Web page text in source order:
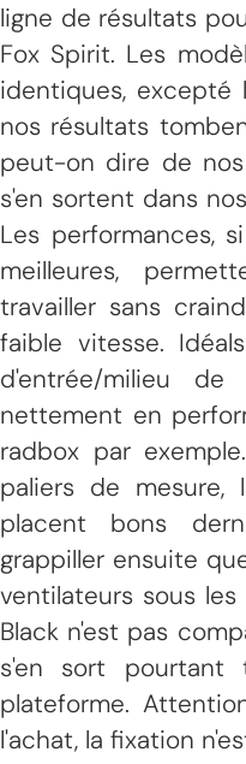
ligne de résultats
Fox Spirit. Les
identiques, excepté
nos résultats
peut-on dire de
s'en sortent dans
Les performances,
meilleures,
travailler sans
faible vitesse.
d'entrée/milieu de
nettement en
radbox par
paliers de mesure,
placent bons
grappiller ensuite
ventilateurs sous
Black n'est pas
s'en sort
plateforme.
l'achat, la fixation